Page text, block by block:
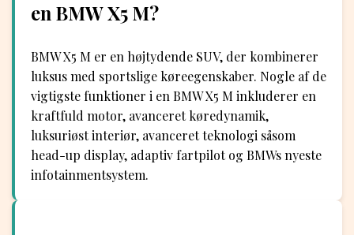
en BMW X5 M?
BMW X5 M er en højtydende SUV, der kombinerer
luksus med sportslige køreegenskaber. Nogle af de
vigtigste funktioner i en BMW X5 M inkluderer en
kraftfuld motor, avanceret køredynamik,
luksuriøst interiør, avanceret teknologi såsom
head-up display, adaptiv fartpilot og BMWs nyeste
infotainmentsystem.